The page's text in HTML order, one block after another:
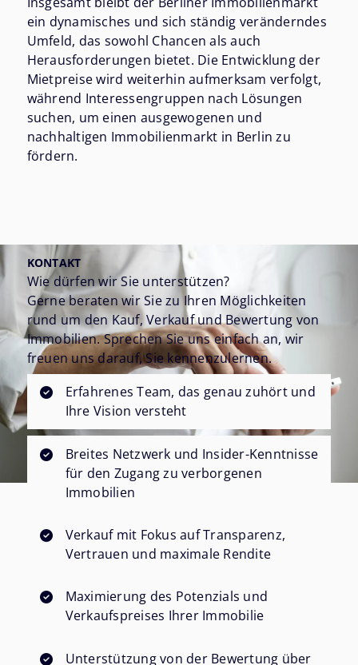
ein dynamisches und sich ständig veränderndes
Umfeld, das sowohl Chancen als auch
Herausforderungen bietet. Die Entwicklung der
Mietpreise wird weiterhin aufmerksam verfolgt,
während Interessengruppen nach Lösungen
suchen, um einen ausgewogenen und
nachhaltigen Immobilienmarkt in Berlin zu
fördern.
KONTAKT
Wie dürfen wir Sie unterstützen?
Gerne beraten wir Sie zu Ihren Möglichkeiten
rund um den Kauf, Verkauf und Bewertung von
Immobilien. Sprechen Sie uns einfach an, wir
freuen uns darauf, Sie kennenzulernen.
Erfahrenes Team, das genau zuhört und
Ihre Vision versteht
Breites Netzwerk und Insider-Kenntnisse
für den Zugang zu verborgenen
Immobilien
Verkauf mit Fokus auf Transparenz,
Vertrauen und maximale Rendite
Maximierung des Potenzials und
Verkaufspreises Ihrer Immobilie
Unterstützung von der Bewertung über